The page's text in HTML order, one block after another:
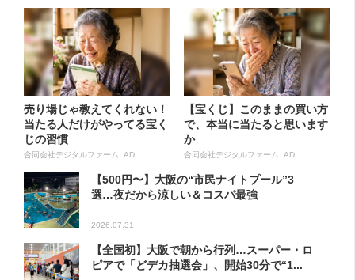
売り場じゃ教えてくれない！
当たる人だけがやってる宝く
じの習慣
合同会社デジタルファーム AD
【宝くじ】このままの買い方
で、本当に当たると思います
か
合同会社デジタルファーム AD
【500円〜】大阪の“市民ナイトプール”3
選…夜だから涼しい＆コスパ最強
2026.07.31
【全国初】大阪で朝から行列…スーパー・ロ
ピアで「どデカ抽選会」、開始30分で“1...